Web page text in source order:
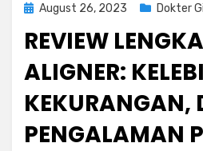
Posted
August 26, 2023 Dokter
REVIEW
ALIGNER:
KEKURANGAN,
PENGALAMAN